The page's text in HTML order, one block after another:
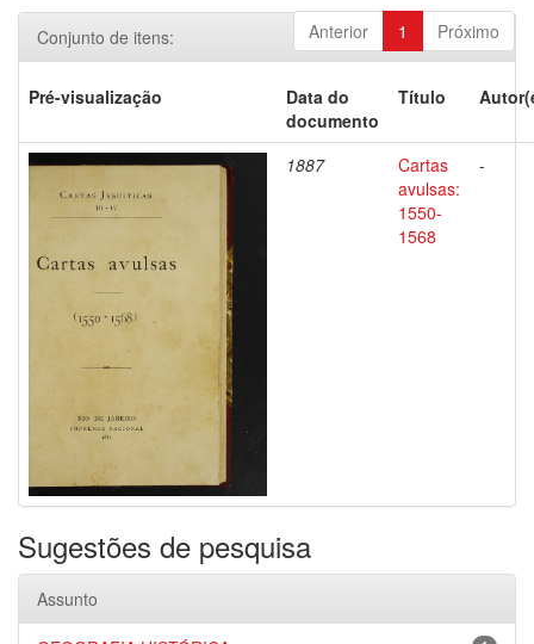
Anterior 1 Próximo
Conjunto de itens:
Pré-visualização
Data do
documento
Título
1887
Cartas
avulsas:
1550-
1568
-
Sugestões de pesquisa
Assunto